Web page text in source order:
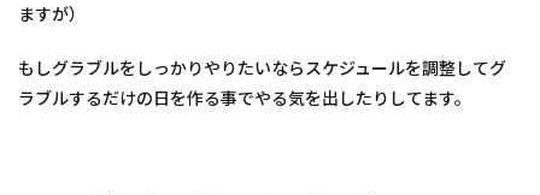
ますが）
もしグラブルをしっかりやりたいならスケジュールを調整してグ
ラブルするだけの日を作る事でやる気を出したりしてます。